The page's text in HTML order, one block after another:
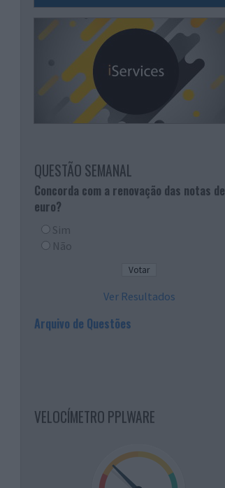
QUESTÃO SEMANAL
Concorda com a renovação das notas de
euro?
Sim
Não
Ver Resultados
Arquivo de Questões
VELOCÍMETRO PPLWARE